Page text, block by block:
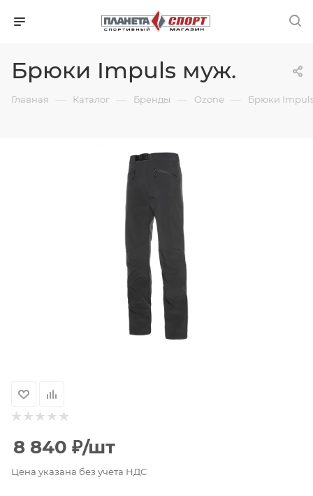
Брюки Impuls муж.
Главная — Каталог — Бренды — Ozone — Брюки
8 840 ₽/шт
Цена указана без учета НДС